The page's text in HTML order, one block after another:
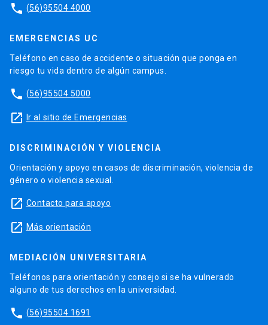
phone (56)95504 4000
EMERGENCIAS UC
Teléfono en caso de accidente o situación que ponga en
riesgo tu vida dentro de algún campus.
phone (56)95504 5000
launch Ir al sitio de Emergencias
DISCRIMINACIÓN Y VIOLENCIA
Orientación y apoyo en casos de discriminación, violencia de
género o violencia sexual.
launch Contacto para apoyo
launch Más orientación
MEDIACIÓN UNIVERSITARIA
Teléfonos para orientación y consejo si se ha vulnerado
alguno de tus derechos en la universidad.
phone (56)95504 1691